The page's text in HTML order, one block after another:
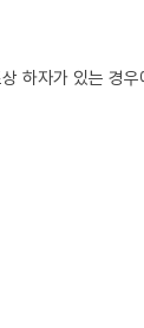
하자가 있는 경